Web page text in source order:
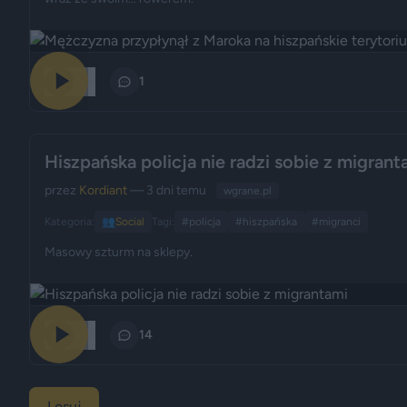
1
Hiszpańska policja nie radzi sobie z
przez Kordiant— 3 dni temu wgrane.pl
Kategoria: 👥Social Tagi: #policja #hiszpańska #migranci
Masowy szturm na sklepy.
14